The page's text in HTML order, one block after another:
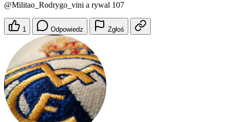
@Militao_Rodrygo_vini a rywal 107
1 Odpowiedz Zgłoś